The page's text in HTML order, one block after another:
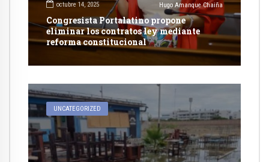
octubre 14, 2025 Hugo Amanque Chaiña
Congresista Portalatino propone
eliminar los contratos ley mediante
reforma constitucional
UNCATEGORIZED